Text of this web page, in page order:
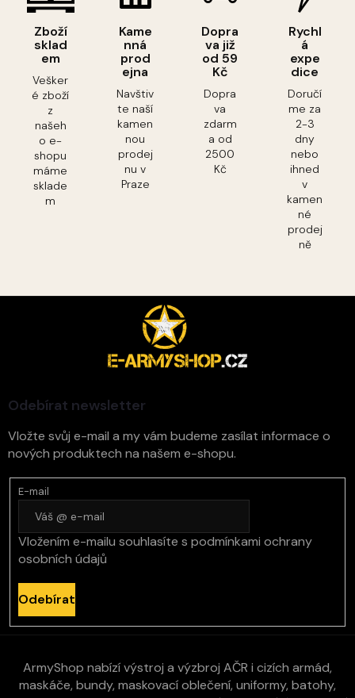
Zboží
sklad
em
Vešker
é zboží
z
našeh
o e-
shopu
máme
sklade
m
Kame
nná
prod
ejna
Navštiv
te naší
kamen
nou
prodej
nu v
Praze
Dopra
va již
od 59
Kč
Dopra
va
zdarm
a od
2500
Kč
Rychl
á
expe
dice
Doručí
me za
2-3
dny
nebo
ihned
v
kamen
né
prodej
ně
Odebírat newsletter
Vložte svůj e-mail a my vám budeme zasílat informace o
nových produktech na našem e-shopu.
E-mail
Vložením e-mailu souhlasíte s podmínkami ochrany
osobních údajů
Odebírat
ArmyShop nabízí výstroj a výzbroj AČR i cizích armád,
maskáče, bundy, maskovací oblečení, uniformy, batohy,